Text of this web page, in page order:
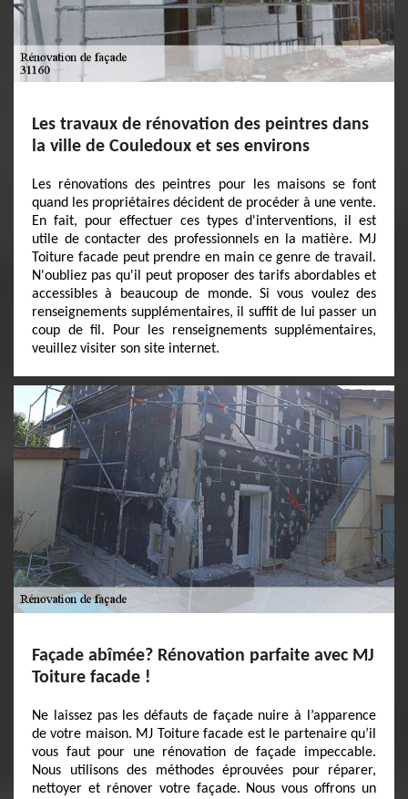
Les travaux de rénovation des peintres dans
la ville de Couledoux et ses environs
Les rénovations des peintres pour les maisons se font
quand les propriétaires décident de procéder à une vente.
En fait, pour effectuer ces types d'interventions, il est
utile de contacter des professionnels en la matière. MJ
Toiture facade peut prendre en main ce genre de travail.
N'oubliez pas qu'il peut proposer des tarifs abordables et
accessibles à beaucoup de monde. Si vous voulez des
renseignements supplémentaires, il suffit de lui passer un
coup de fil. Pour les renseignements supplémentaires,
veuillez visiter son site internet.
Façade abîmée? Rénovation parfaite avec MJ
Toiture facade !
Ne laissez pas les défauts de façade nuire à l’apparence
de votre maison. MJ Toiture facade est le partenaire qu’il
vous faut pour une rénovation de façade impeccable.
Nous utilisons des méthodes éprouvées pour réparer,
nettoyer et rénover votre façade. Nous vous offrons un